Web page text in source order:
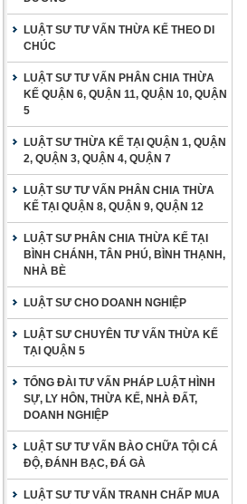
LUẬT SƯ TƯ VẤN THỪA KẾ THEO DI
CHÚC
LUẬT SƯ TƯ VẤN PHÂN CHIA THỪA
KẾ QUẬN 6, QUẬN 11, QUẬN 10, QUẬN
5
LUẬT SƯ THỪA KẾ TẠI QUẬN 1, QUẬN
2, QUẬN 3, QUẬN 4, QUẬN 7
LUẬT SƯ TƯ VẤN PHÂN CHIA THỪA
KẾ TẠI QUẬN 8, QUẬN 9, QUẬN 12
LUẬT SƯ PHÂN CHIA THỪA KẾ TẠI
BÌNH CHÁNH, TÂN PHÚ, BÌNH THẠNH,
NHÀ BÈ
LUẬT SƯ CHO DOANH NGHIỆP
LUẬT SƯ CHUYÊN TƯ VẤN THỪA KẾ
TẠI QUẬN 5
TỔNG ĐÀI TƯ VẤN PHÁP LUẬT HÌNH
SỰ, LY HÔN, THỪA KẾ, NHÀ ĐẤT,
DOANH NGHIỆP
LUẬT SƯ TƯ VẤN BÀO CHỮA TỘI CÁ
ĐỘ, ĐÁNH BẠC, ĐÁ GÀ
LUẬT SƯ TƯ VẤN TRANH CHẤP MUA